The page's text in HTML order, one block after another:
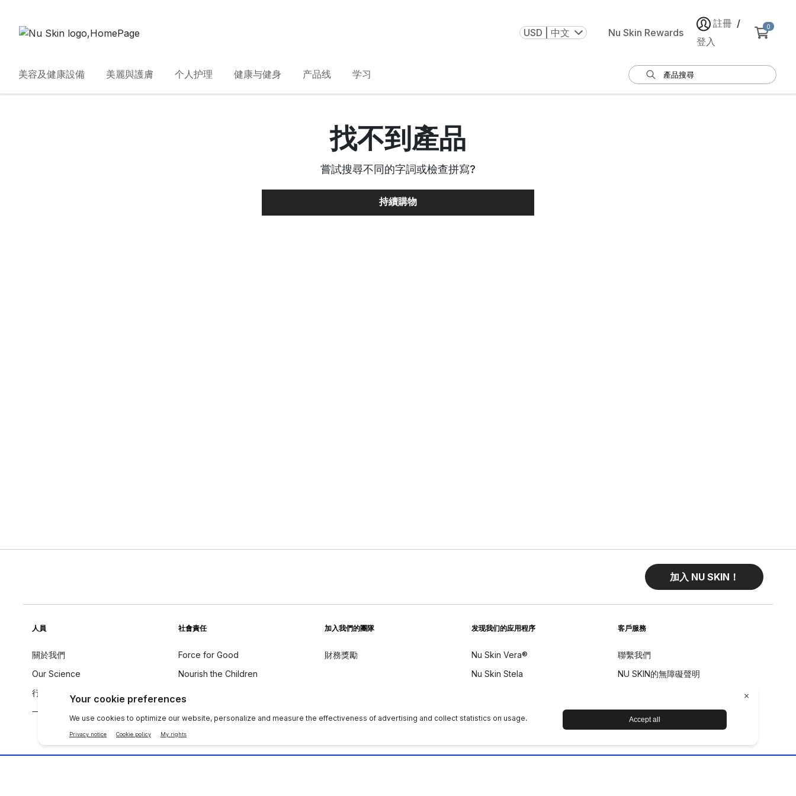
USD | 中文 Nu Skin Rewards
註冊 /
登入
0
美容及健康設備 美麗與護膚 个人护理 健康与健身 产品线 学习
找不到產品
嘗試搜尋不同的字詞或檢查拼寫?
持續購物
加入 NU SKIN！
人員
關於我們
Our Science
行為守則
一个全球声音
社會責任
Force for Good
Nourish the Children
加入我們的團隊
財務獎勵
发现我们的应用程序
Nu Skin Vera®
Nu Skin Stela
客戶服務
聯繫我們
NU SKIN的無障礙聲明
退款政策
设备保养和维护